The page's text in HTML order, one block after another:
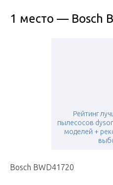
1 место — Bosch
Рейтинг
пылесосов
моделей +
Bosch BWD41720